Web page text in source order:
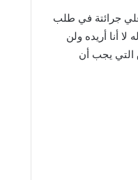
جرائتة في طلب
أنا أريده ولن
التي يجب أن